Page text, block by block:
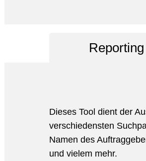
Reporting
Dieses Tool dient der
verschiedensten
Namen des
und vielem mehr.